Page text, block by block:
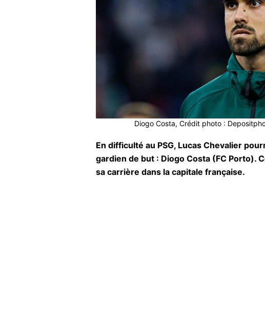
Diogo Costa, Crédit photo :
En difficulté au PSG, Lucas Chevalier
gardien de but : Diogo Costa (FC Porto).
sa carrière dans la capitale française.